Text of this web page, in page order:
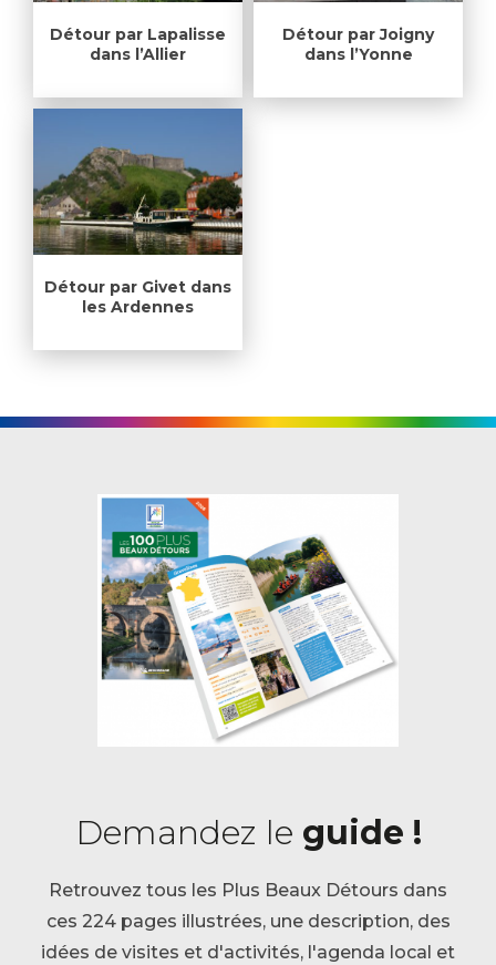
Détour par Lapalisse
dans l’Allier
Détour par Joigny
dans l’Yonne
Détour par Givet dans
les Ardennes
Demandez le guide !
Retrouvez tous les Plus Beaux Détours dans
ces 224 pages illustrées, une description, des
idées de visites et d'activités, l'agenda local et